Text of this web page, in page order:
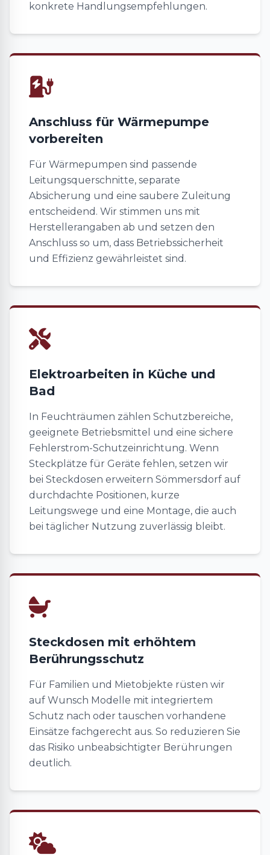
konkrete Handlungsempfehlungen.
Anschluss für Wärmepumpe
vorbereiten
Für Wärmepumpen sind passende
Leitungsquerschnitte, separate
Absicherung und eine saubere Zuleitung
entscheidend. Wir stimmen uns mit
Herstellerangaben ab und setzen den
Anschluss so um, dass Betriebssicherheit
und Effizienz gewährleistet sind.
Elektroarbeiten in Küche und
Bad
In Feuchträumen zählen Schutzbereiche,
geeignete Betriebsmittel und eine sichere
Fehlerstrom-Schutzeinrichtung. Wenn
Steckplätze für Geräte fehlen, setzen wir
bei Steckdosen erweitern Sömmersdorf auf
durchdachte Positionen, kurze
Leitungswege und eine Montage, die auch
bei täglicher Nutzung zuverlässig bleibt.
Steckdosen mit erhöhtem
Berührungsschutz
Für Familien und Mietobjekte rüsten wir
auf Wunsch Modelle mit integriertem
Schutz nach oder tauschen vorhandene
Einsätze fachgerecht aus. So reduzieren Sie
das Risiko unbeabsichtigter Berührungen
deutlich.